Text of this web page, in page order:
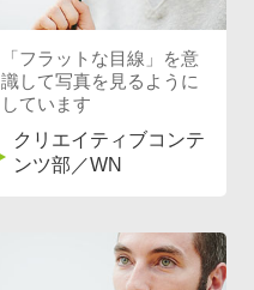
「フラットな目線」を意
識して写真を見るように
しています
クリエイティブコンテ
ンツ部／WN